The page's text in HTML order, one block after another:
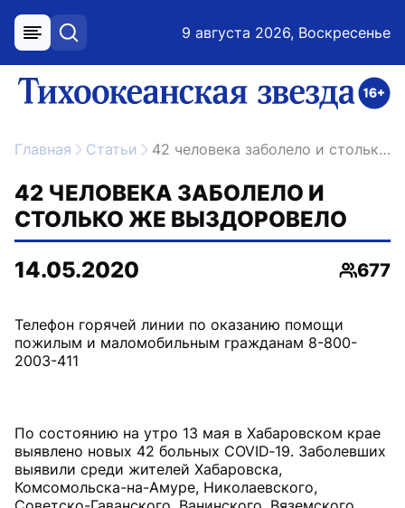
меню поиск 9 августа 2026, Воскресенье
ссылка на главную
Главная Статьи 42 человека заболело и столько же выздоровело
42 ЧЕЛОВЕКА ЗАБОЛЕЛО И
СТОЛЬКО ЖЕ ВЫЗДОРОВЕЛО
14.05.2020
677
Телефон горячей линии по оказанию помощи
пожилым и маломобильным гражданам 8-800-
2003-411
По состоянию на утро 13 мая в Хабаровском крае
выявлено новых 42 больных COVID‑19. Заболевших
выявили среди жителей Хабаровска,
Комсомольска-на-Амуре, Николаевского,